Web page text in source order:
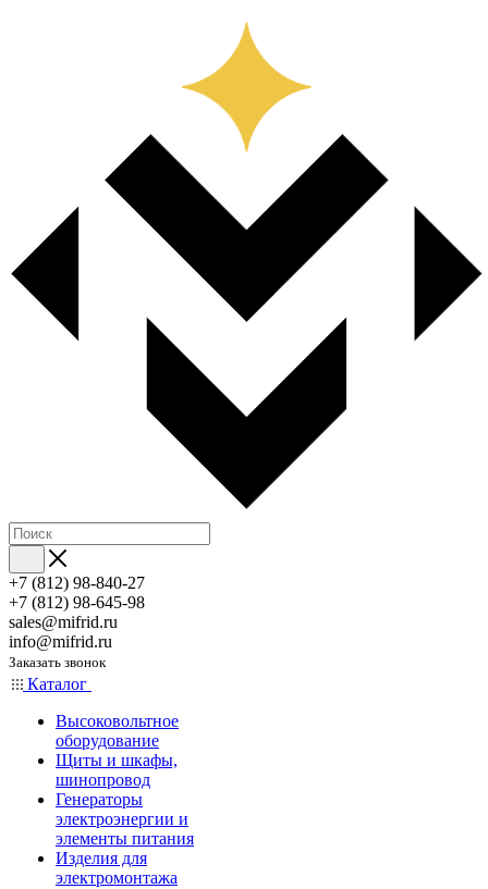
+7 (812) 98-840-27
+7 (812) 98-645-98
sales@mifrid.ru
info@mifrid.ru
Заказать звонок
Каталог
Высоковольтное
оборудование
Щиты и шкафы,
шинопровод
Генераторы
электроэнергии и
элементы питания
Изделия для
электромонтажа